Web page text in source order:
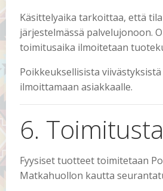
Käsittelyaika tarkoittaa, että
järjestelmässä palvelujonoon.
toimitusaika ilmoitetaan
Poikkeuksellisista
ilmoittamaan asiakkaalle.
6.
Fyysiset tuotteet toimitetaan
Matkahuollon kautta